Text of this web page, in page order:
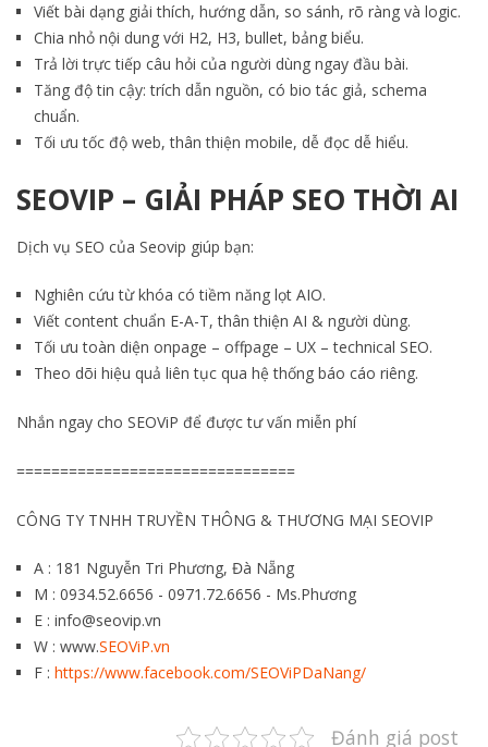
Viết bài dạng giải thích, hướng dẫn, so sánh, rõ ràng và logic.
Chia nhỏ nội dung với H2, H3, bullet, bảng biểu.
Trả lời trực tiếp câu hỏi của người dùng ngay đầu bài.
Tăng độ tin cậy: trích dẫn nguồn, có bio tác giả, schema
chuẩn.
Tối ưu tốc độ web, thân thiện mobile, dễ đọc dễ hiểu.
SEOVIP – GIẢI PHÁP SEO THỜI AI
Dịch vụ SEO của Seovip giúp bạn:
Nghiên cứu từ khóa có tiềm năng lọt AIO.
Viết content chuẩn E-A-T, thân thiện AI & người dùng.
Tối ưu toàn diện onpage – offpage – UX – technical SEO.
Theo dõi hiệu quả liên tục qua hệ thống báo cáo riêng.
Nhắn ngay cho SEOViP để được tư vấn miễn phí
================================
CÔNG TY TNHH TRUYỀN THÔNG & THƯƠNG MẠI SEOVIP
A : 181 Nguyễn Tri Phương, Đà Nẵng
M : 0934.52.6656 - 0971.72.6656 - Ms.Phương
E : info@seovip.vn
W : www.SEOViP.vn
F : https://www.facebook.com/SEOViPDaNang/
Đánh giá post